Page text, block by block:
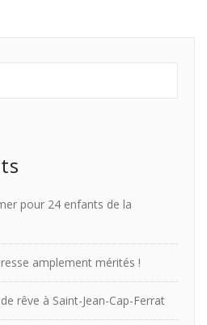
pour 24 enfants de la
amplement mérités !
rêve à Saint-Jean-Cap-Ferrat